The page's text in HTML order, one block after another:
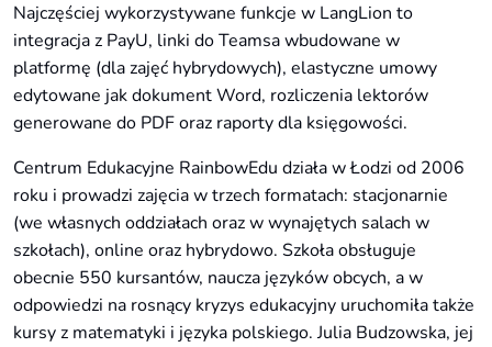
Najczęściej wykorzystywane funkcje w LangLion to
integracja z PayU, linki do Teamsa wbudowane w
platformę (dla zajęć hybrydowych), elastyczne umowy
edytowane jak dokument Word, rozliczenia lektorów
generowane do PDF oraz raporty dla księgowości.
Centrum Edukacyjne RainbowEdu działa w Łodzi od 2006
roku i prowadzi zajęcia w trzech formatach: stacjonarnie
(we własnych oddziałach oraz w wynajętych salach w
szkołach), online oraz hybrydowo. Szkoła obsługuje
obecnie 550 kursantów, naucza języków obcych, a w
odpowiedzi na rosnący kryzys edukacyjny uruchomiła także
kursy z matematyki i języka polskiego. Julia Budzowska, jej